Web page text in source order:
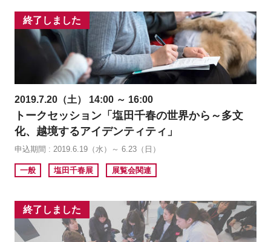
終了しました
2019.7.20（土） 14:00 ～ 16:00
トークセッション「塩田千春の世界から～多文
化、越境するアイデンティティ」
申込期間 : 2019.6.19（水）～ 6.23（日）
一般 塩田千春展 展覧会関連
終了しました